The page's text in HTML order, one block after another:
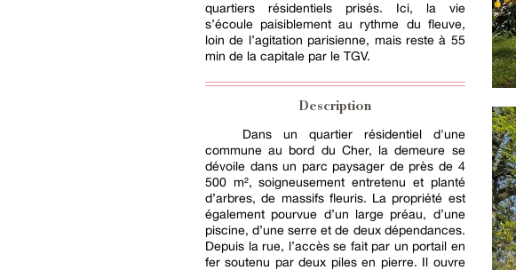
quartiers résidentiels prisés. Ici, la vie
s’écoule paisiblement au rythme du fleuve,
loin de l’agitation parisienne, mais reste à 55
min de la capitale par le TGV.
Description
Dans un quartier résidentiel d'une
commune au bord du Cher, la demeure se
dévoile dans un parc paysager de près de 4
500 m², soigneusement entretenu et planté
d’arbres, de massifs fleuris. La propriété est
également pourvue d’un large préau, d’une
piscine, d’une serre et de deux dépendances.
Depuis la rue, l’accès se fait par un portail en
fer soutenu par deux piles en pierre. Il ouvre